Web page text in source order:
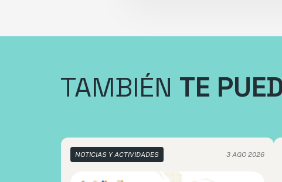
TAMBIÉN TE
NOTICIAS Y ACTIVIDADES 3 AGO 2026